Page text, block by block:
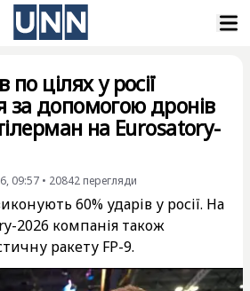
цілях у росії
за допомогою дронів
на Eurosatory-
09:57 • 20842 перегляди
60% ударів у росії. На
2026 компанія також
ракету FP-9.